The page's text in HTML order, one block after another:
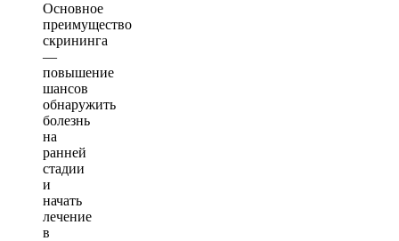
Основное
преимущество
скрининга
—
повышение
шансов
обнаружить
болезнь
на
ранней
стадии
и
начать
лечение
в